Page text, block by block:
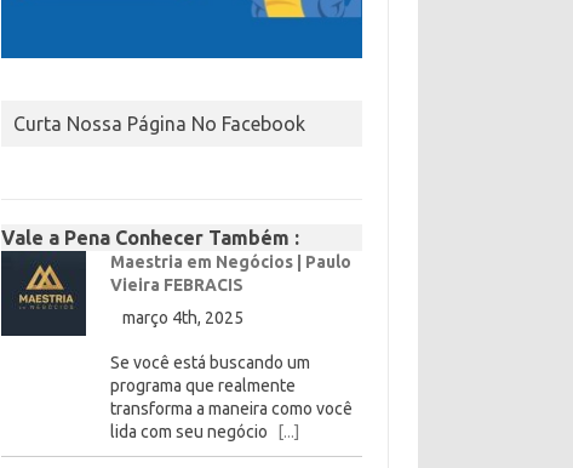
Curta Nossa Página No Facebook
Vale a Pena Conhecer Também :
Maestria em Negócios | Paulo
Vieira FEBRACIS
março 4th, 2025
Se você está buscando um
programa que realmente
transforma a maneira como você
lida com seu negócio
[...]